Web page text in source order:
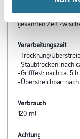
30°C nicht
gesamten Zeit
Verarbeitungszeit
- Trocknung/
- Staubtrocken: nach
- Grifffest: nach ca. 5 h
- Überstreichbar:
Verbrauch
120 ml
Achtung